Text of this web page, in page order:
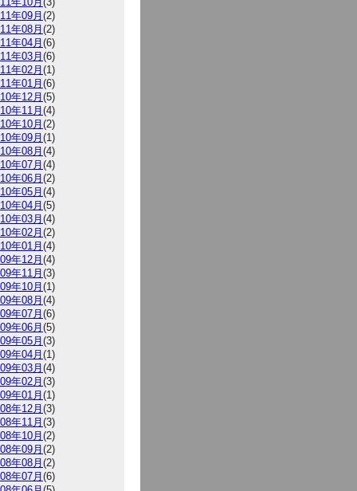
年09月(2)
年08月(2)
年04月(6)
年03月(6)
年02月(1)
年01月(6)
年12月(5)
年11月(4)
年10月(2)
年09月(1)
年08月(4)
年07月(4)
年06月(2)
年05月(4)
年04月(5)
年03月(4)
年02月(2)
年01月(4)
年12月(4)
年11月(3)
年10月(1)
年08月(4)
年07月(6)
年06月(5)
年05月(3)
年04月(1)
年03月(4)
年02月(3)
年01月(1)
年12月(3)
年11月(3)
年10月(2)
年09月(2)
年08月(2)
年07月(6)